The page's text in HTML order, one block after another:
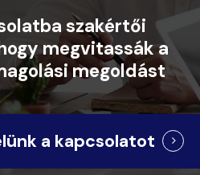
szakértői
megvitassáka
megoldást
a kapcsolatot